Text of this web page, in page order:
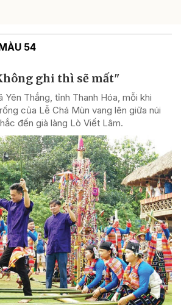
54
ghi thì sẽ mất"
Yên Thắng, tỉnh Thanh Hóa, mỗi khi
của Lễ Chá Mùn vang lên giữa núi
đến già làng Lò Viết Lâm.